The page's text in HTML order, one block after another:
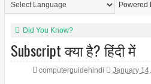
Powered
Did You Know?
Subscript क्या है? हिंदी में
computerguidehindi January